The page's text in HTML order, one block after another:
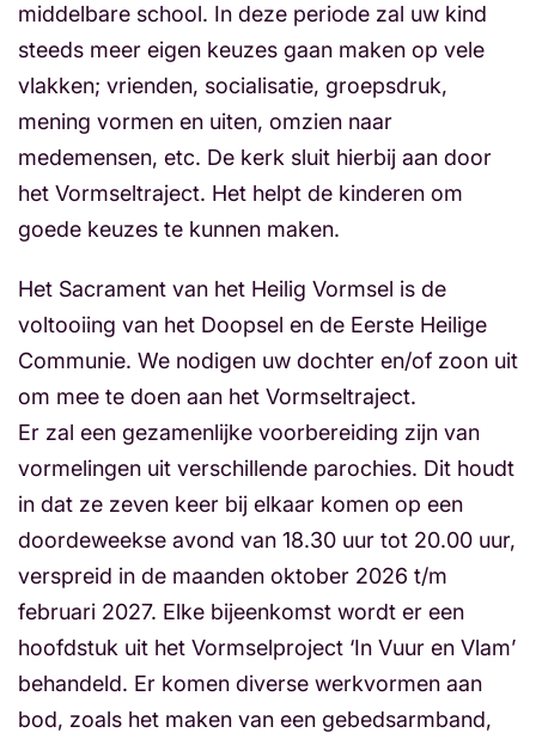
middelbare school. In deze periode zal uw kind
steeds meer eigen keuzes gaan maken op vele
vlakken; vrienden, socialisatie, groepsdruk,
mening vormen en uiten, omzien naar
medemensen, etc. De kerk sluit hierbij aan door
het Vormseltraject. Het helpt de kinderen om
goede keuzes te kunnen maken.
Het Sacrament van het Heilig Vormsel is de
voltooiing van het Doopsel en de Eerste Heilige
Communie. We nodigen uw dochter en/of zoon uit
om mee te doen aan het Vormseltraject.
Er zal een gezamenlijke voorbereiding zijn van
vormelingen uit verschillende parochies. Dit houdt
in dat ze zeven keer bij elkaar komen op een
doordeweekse avond van 18.30 uur tot 20.00 uur,
verspreid in de maanden oktober 2026 t/m
februari 2027. Elke bijeenkomst wordt er een
hoofdstuk uit het Vormselproject ‘In Vuur en Vlam’
behandeld. Er komen diverse werkvormen aan
bod, zoals het maken van een gebedsarmband,